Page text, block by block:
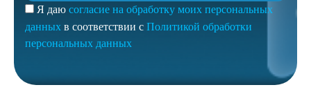
Я даю согласие на обработку моих персональных
данных в соответствии с Политикой обработки
персональных данных